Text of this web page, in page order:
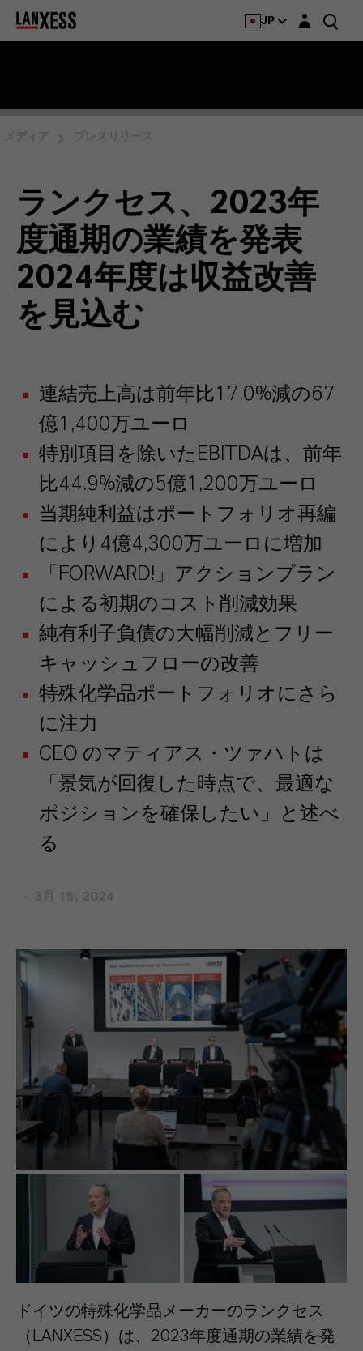
JP Login layer
ランクセス、2023年
度通期の業績を発表
2024年度は収益改善
を見込む
連結売上高は前年比17.0%減の67
億1,400万ユーロ
特別項目を除いたEBITDAは、前年
比44.9%減の5億1,200万ユーロ
当期純利益はポートフォリオ再編
により4億4,300万ユーロに増加
「FORWARD!」アクションプラン
による初期のコスト削減効果
純有利子負債の大幅削減とフリー
キャッシュフローの改善
特殊化学品ポートフォリオにさら
に注力
CEO のマティアス・ツァハトは
「景気が回復した時点で、最適な
ポジションを確保したい」と述べ
る
ドイツの特殊化学品メーカーのランクセス
（LANXESS）は、2023年度通期の業績を発